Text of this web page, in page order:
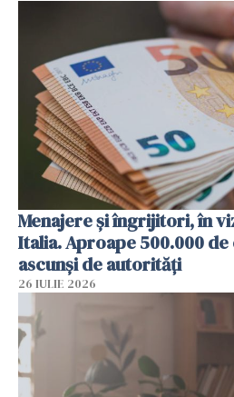
Menajere și îngrijitori, în
Italia. Aproape 500.000
ascunși de autorități
26 IULIE 2026